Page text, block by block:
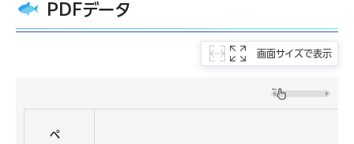
PDFデータ
画面サイズで表示
ペ